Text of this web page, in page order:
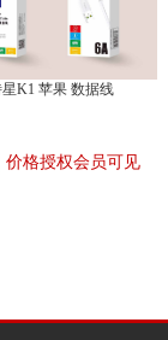
K1 苹果 数据线
价格授权会员可见